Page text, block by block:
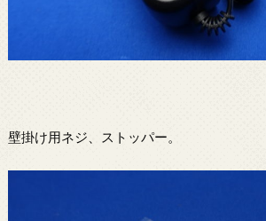
壁掛け用ネジ、ストッパー。